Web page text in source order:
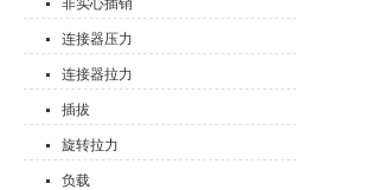
非实心插销
连接器压力
连接器拉力
插拔
旋转拉力
负载